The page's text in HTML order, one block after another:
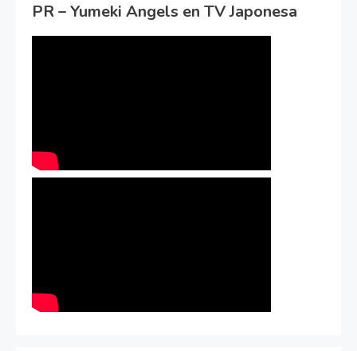
PR – Yumeki Angels en TV Japonesa